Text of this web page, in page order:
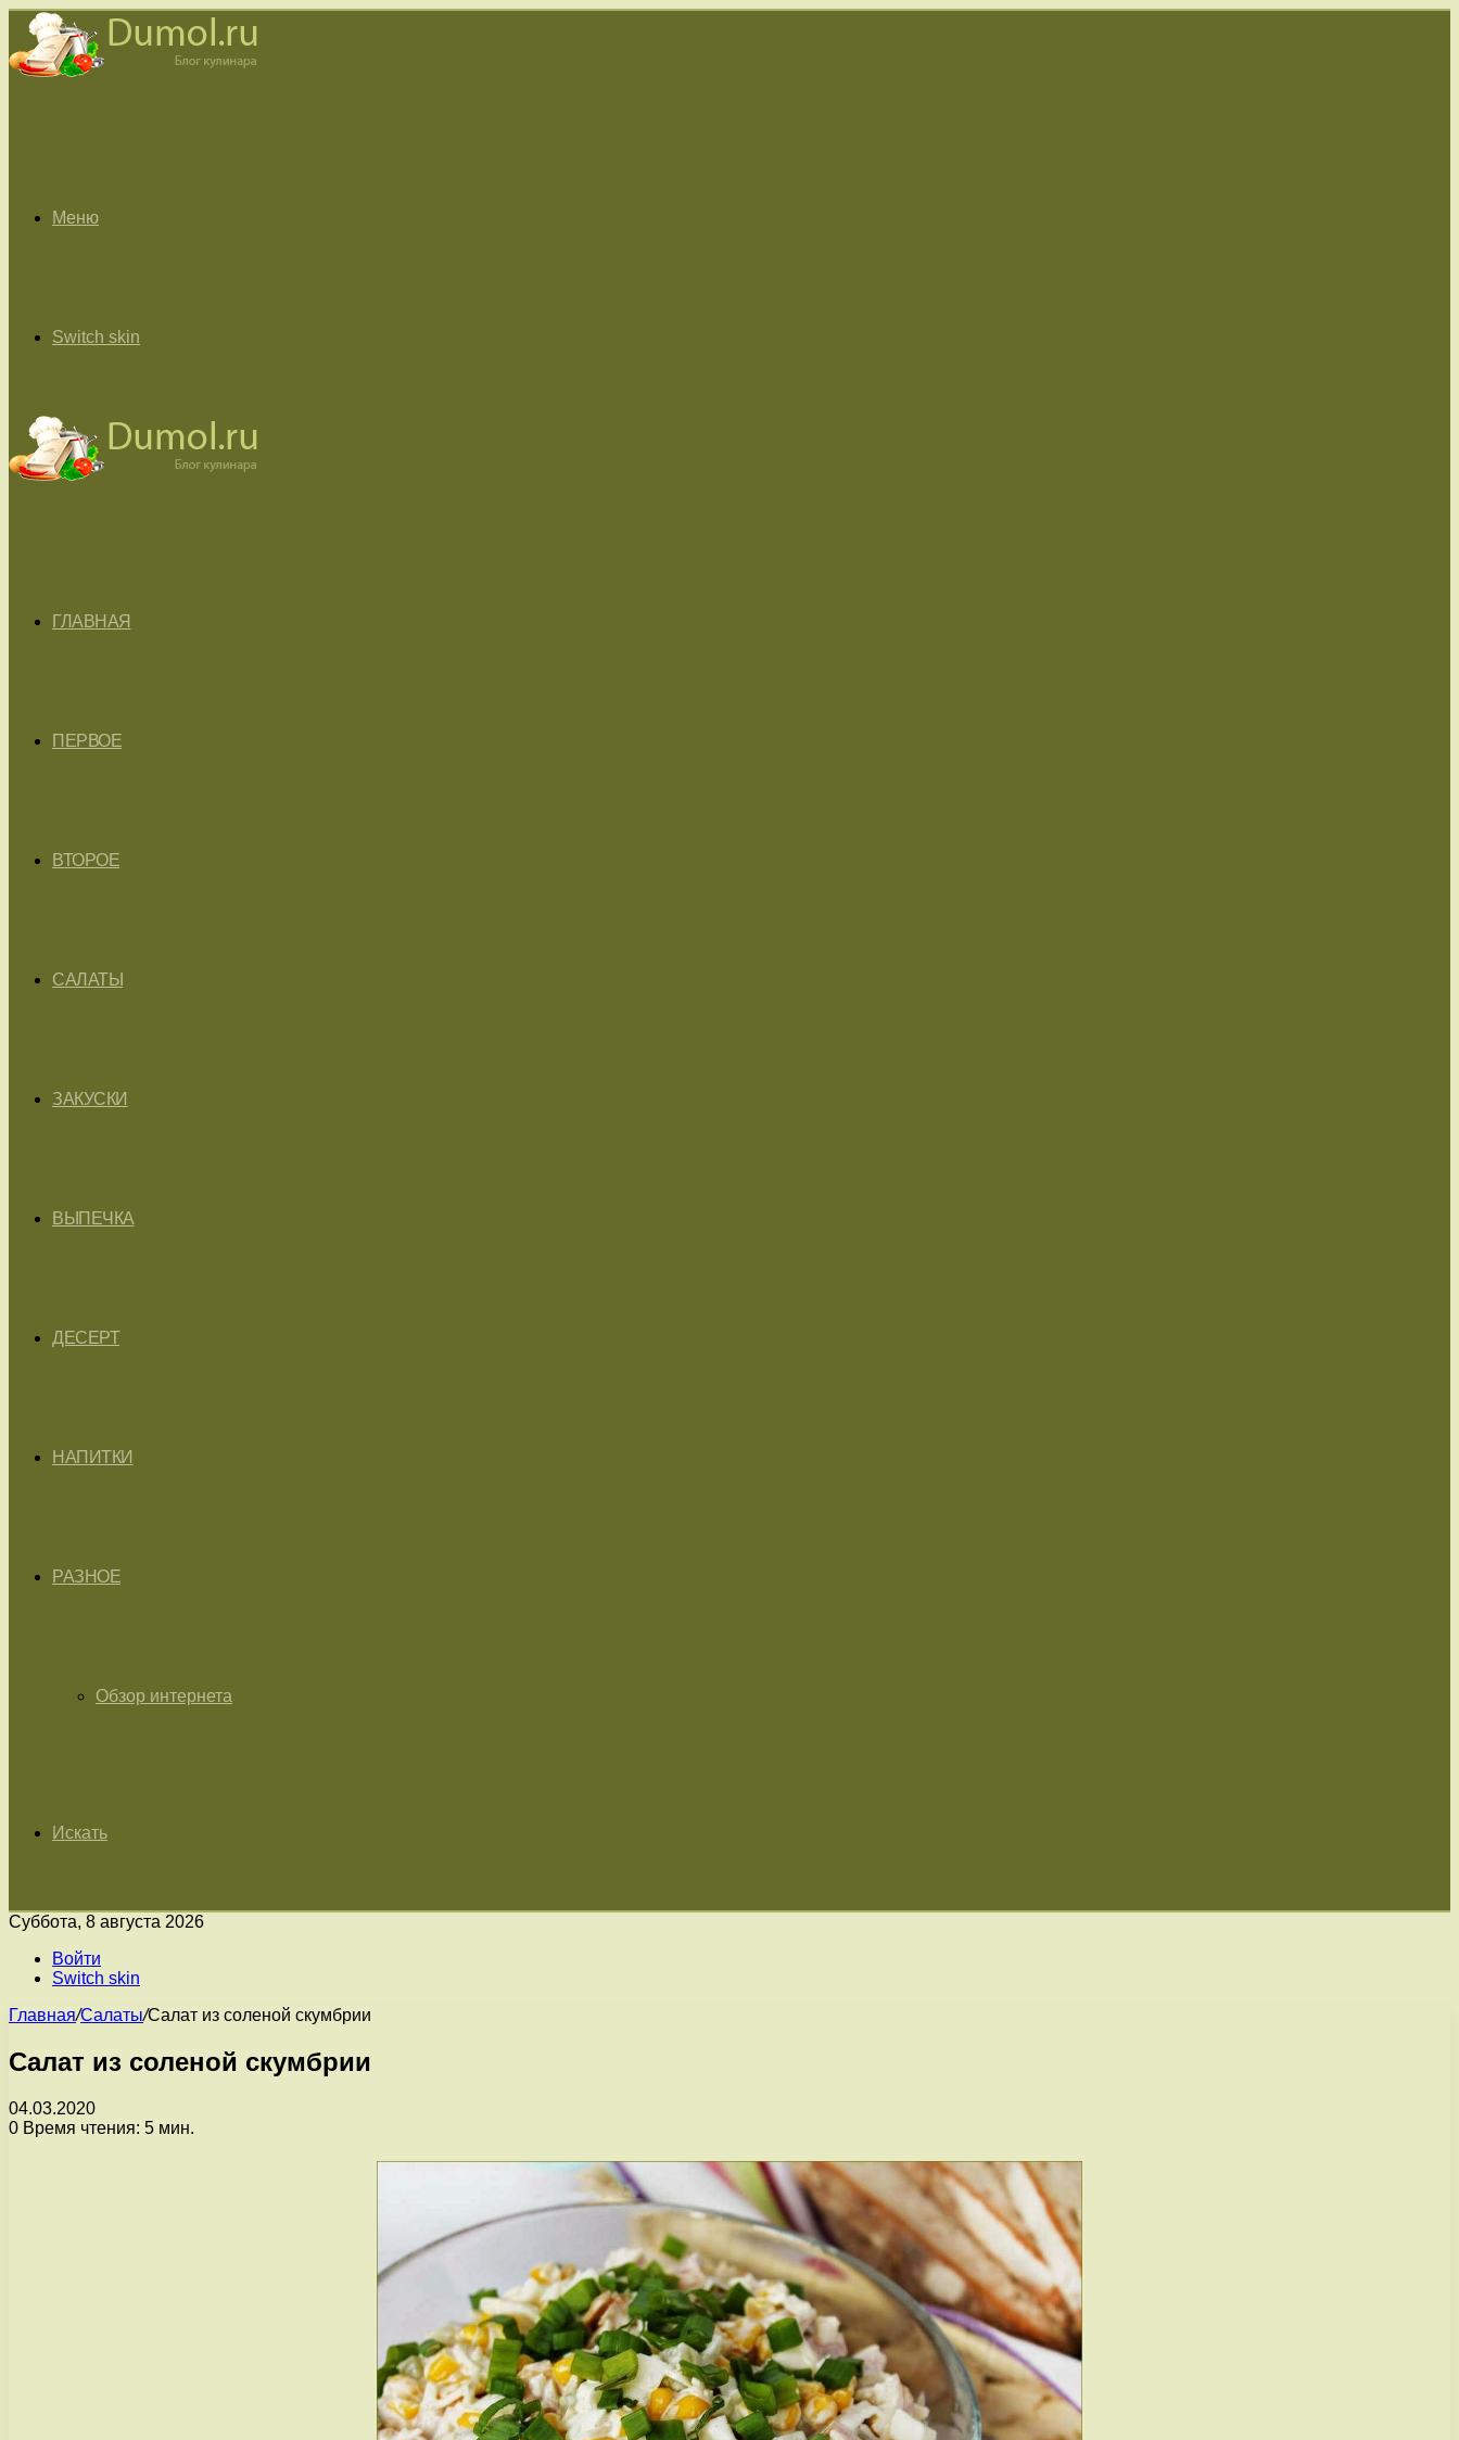
Меню
Switch skin
ГЛАВНАЯ
ПЕРВОЕ
ВТОРОЕ
САЛАТЫ
ЗАКУСКИ
ВЫПЕЧКА
ДЕСЕРТ
НАПИТКИ
РАЗНОЕ
Обзор интернета
Искать
Суббота, 8 августа 2026
Войти
Switch skin
Главная/Салаты/Салат из соленой скумбрии
Салат из соленой скумбрии
04.03.2020
0 Время чтения: 5 мин.